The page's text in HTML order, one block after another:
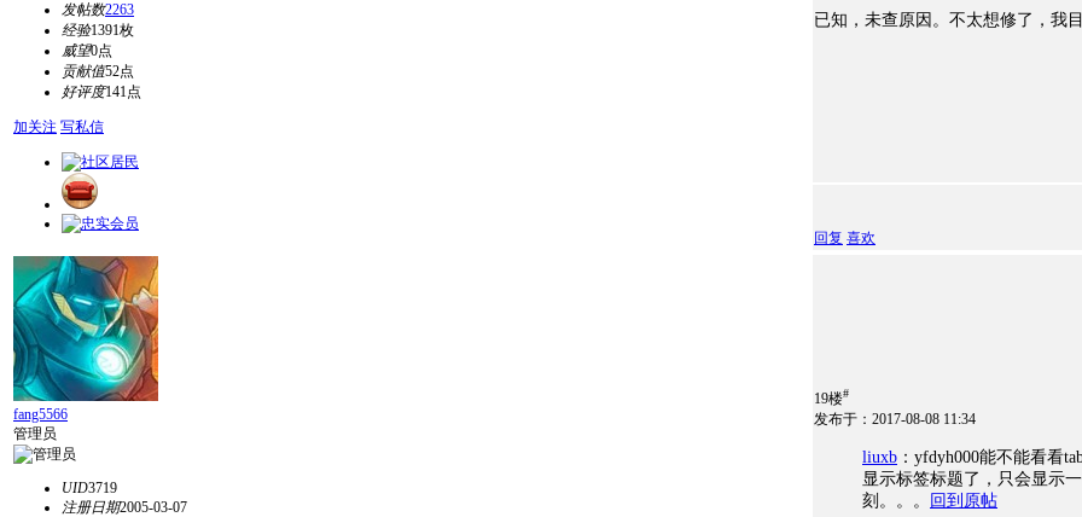
发帖数2263
经验1391枚
威望0点
贡献值52点
好评度141点
加关注 写私信
已知，未查原因。不太想修了，我
回复 喜欢
fang5566
管理员
UID3719
注册日期2005-03-07
19楼#
发布于：2017-08-08 11:34
liuxb ：yfdyh000能不能看看
显示标签标题了，只会显示
刻。。。
回到原帖